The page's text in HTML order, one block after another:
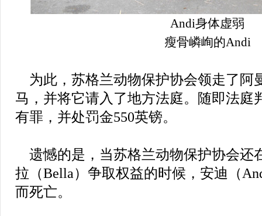
Andi身体虚弱
瘦骨嶙峋的Andi
为此，苏格兰动物保护协会领走了阿
马，并将它请入了地方法庭。随即法庭
有罪，并处罚金550英镑。
遗憾的是，当苏格兰动物保护协会还
拉（Bella）争取权益的时候，安迪（
而死亡。